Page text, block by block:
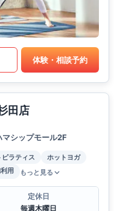
体験・相談予約
田店
シップモール2F
ピラティス
ホットヨガ
用 もっと見る
定休日
毎週木曜日